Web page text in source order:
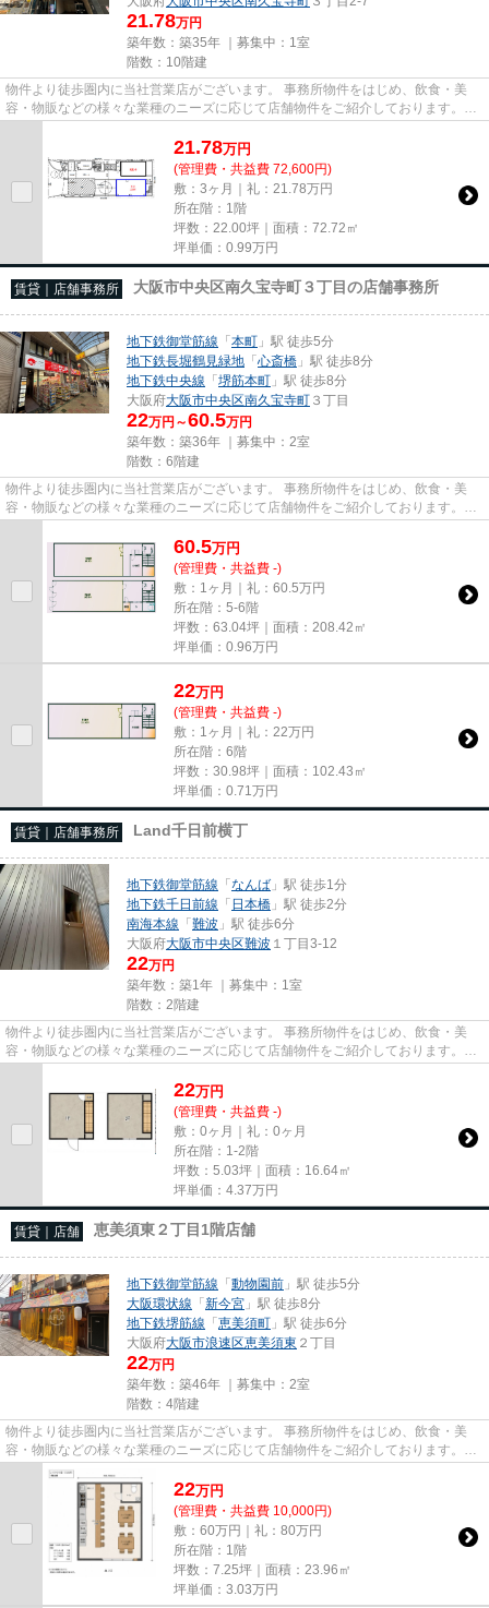
21.78万円
築年数：築35年 ｜募集中： 1室
階数：10階建
物件より徒歩圏内に当社営業店がございます。 事務所物件をはじめ、飲食・美
容・物販などの様々な業種のニーズに応じて店舗物件をご紹介しております。
尚、弊社ではおとり広告は一切...
21.78万円
(管理費・共益費 72,600円)
敷：3ヶ月｜礼：21.78万円
所在階：1階
坪数：22.00坪｜面積：72.72㎡
坪単価： 0.99万円
賃貸｜店舗事務所 大阪市中央区南久宝寺町３丁目の店舗事務所
地下鉄御堂筋線 「本町 」駅 徒歩5分
地下鉄長堀鶴見緑地 「心斎橋 」駅 徒歩8分
地下鉄中央線 「堺筋本町 」駅 徒歩8分
大阪府大阪市中央区南久宝寺町 ３丁目
22万円～60.5万円
築年数：築36年 ｜募集中： 2室
階数：6階建
物件より徒歩圏内に当社営業店がございます。 事務所物件をはじめ、飲食・美
容・物販などの様々な業種のニーズに応じて店舗物件をご紹介しております。
尚、弊社ではおとり広告は一切...
60.5万円
(管理費・共益費 -)
敷：1ヶ月｜礼：60.5万円
所在階：5-6階
坪数：63.04坪｜面積：208.42㎡
坪単価： 0.96万円
22万円
(管理費・共益費 -)
敷：1ヶ月｜礼：22万円
所在階：6階
坪数：30.98坪｜面積：102.43㎡
坪単価： 0.71 万円
賃貸｜店舗事務所 Land千日前横丁
地下鉄御堂筋線 「なんば 」駅 徒歩1分
地下鉄千日前線 「 日本橋 」駅 徒歩2分
南海本線 「難波 」駅 徒歩6分
大阪府大阪市中央区難波 １丁目3-12
22万円
築年数：築1年 ｜募集中： 1室
階数：2階建
物件より徒歩圏内に当社営業店がございます。 事務所物件をはじめ、飲食・美
容・物販などの様々な業種のニーズに応じて店舗物件をご紹介しております。
尚、弊社ではおとり広告は一切...
22万円
(管理費・共益費 -)
敷：0ヶ月｜礼：0ヶ月
所在階：1-2階
坪数：5.03坪｜面積：16.64㎡
坪単価： 4.37万円
賃貸｜店舗 恵美須東２丁目1階店舗
地下鉄御堂筋線 「動物園前 」駅 徒歩5分
大阪環状線 「新今宮 」駅 徒歩8分
地下鉄堺筋線 「恵美須町 」駅 徒歩6分
大阪府大阪市浪速区恵美須東 ２丁目
22万円
築年数：築46年 ｜募集中： 2室
階数：4階建
物件より徒歩圏内に当社営業店がございます。 事務所物件をはじめ、飲食・美
容・物販などの様々な業種のニーズに応じて店舗物件をご紹介しております。
尚、弊社ではおとり広告は一切...
22万円
(管理費・共益費 10,000円)
敷：60万円｜礼：80万円
所在階：1階
坪数：7.25坪｜面積：23.96㎡
坪単価： 3.03万円